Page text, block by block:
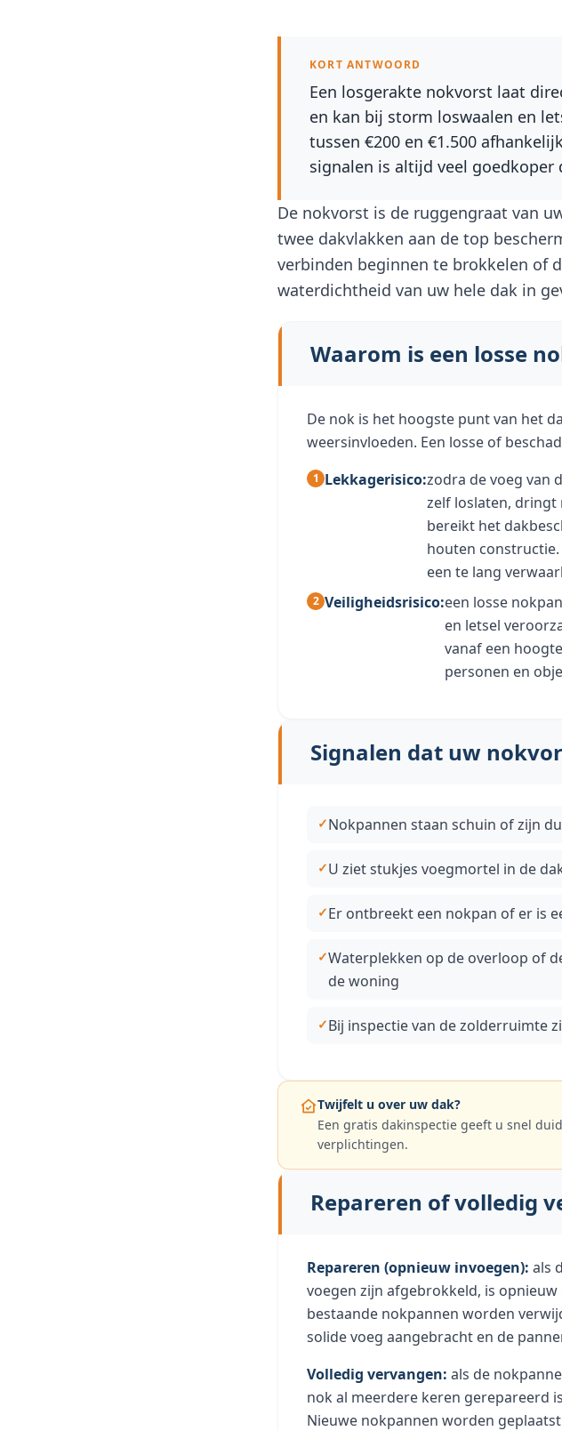
KORT ANTWOORD
Een losgerakte nokvorst laat
en kan bij storm loswaalen en
tussen €200 en €1.500
signalen is altijd veel goedkoper
De nokvorst is de ruggengraat van
twee dakvlakken aan de top
verbinden beginnen te brokkelen of
waterdichtheid van uw hele dak in
Waarom is een losse
De nok is het hoogste punt van het
weersinvloeden. Een losse of
Lekkagerisico:zodra de voeg van
zelf loslaten,
bereikt het
houten
een te lang
Veiligheidsrisico:een losse
en letsel
vanaf een
personen en
Signalen dat uw
Nokpannen staan schuin of zijn
U ziet stukjes voegmortel in de
Er ontbreekt een nokpan of er is
Waterplekken op de overloop of
de woning
Bij inspectie van de zolderruimte
Twijfelt u over uw dak?
Een gratis dakinspectie geeft u snel
verplichtingen.
Repareren of volledig
Repareren (opnieuw invoegen): als
voegen zijn afgebrokkeld, is
bestaande nokpannen worden
solide voeg aangebracht en de
Volledig vervangen: als de
nok al meerdere keren gerepareerd
Nieuwe nokpannen worden